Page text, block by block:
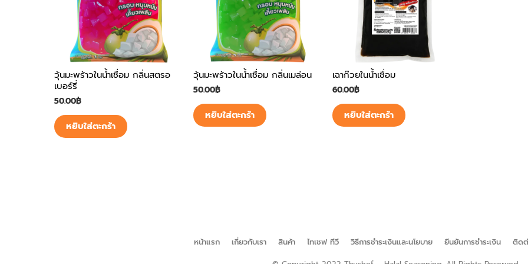
วุ้นมะพร้าวในน้ำเชื่อม กลิ่นสตรอ
เบอร์รี่
50.00฿
หยิบใส่ตะกร้า
วุ้นมะพร้าวในน้ำเชื่อม กลิ่นเมล่อน
50.00฿
หยิบใส่ตะกร้า
เฉาก๊วยในน้ำเชื่อม
60.00฿
หยิบใส่ตะกร้า
หน้าแรก เกี่ยวกับเรา สินค้า ไทเชฟ ทีวี วิธีการชำระเงินและนโยบาย ยืนยันการชำระเงิน ติดต่